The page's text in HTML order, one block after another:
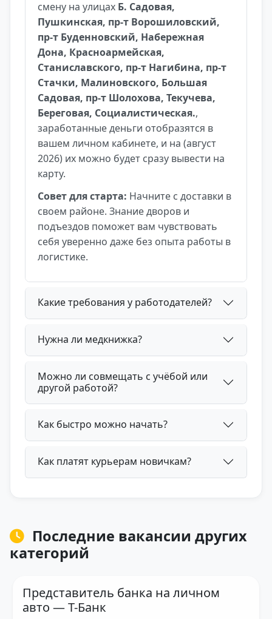
смену на улицах Б. Садовая,
Пушкинская, пр-т Ворошиловский,
пр-т Буденновский, Набережная
Дона, Красноармейская,
Станиславского, пр-т Нагибина, пр-т
Стачки, Малиновского, Большая
Садовая, пр-т Шолохова, Текучева,
Береговая, Социалистическая.,
заработанные деньги отобразятся в
вашем личном кабинете, и на (август
2026) их можно будет сразу вывести на
карту.
Совет для старта: Начните с доставки в
своем районе. Знание дворов и
подъездов поможет вам чувствовать
себя уверенно даже без опыта работы в
логистике.
Какие требования у работодателей?
Нужна ли медкнижка?
Можно ли совмещать с учёбой или
другой работой?
Как быстро можно начать?
Как платят курьерам новичкам?
Последние вакансии других
категорий
Представитель банка на личном
авто — Т-Банк